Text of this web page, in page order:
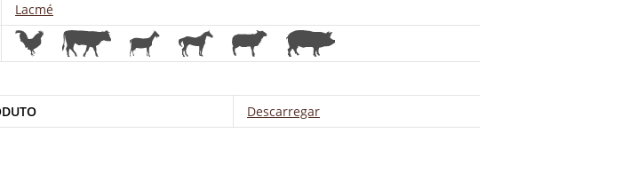
Lacmé
Descarregar